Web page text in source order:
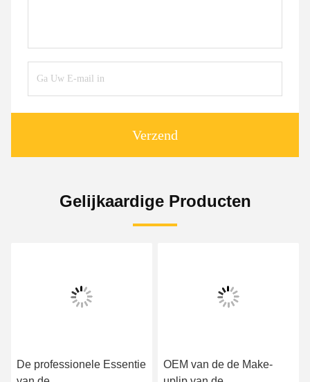
Verzend
Gelijkaardige Producten
De professionele Essentie
OEM van de de Make-